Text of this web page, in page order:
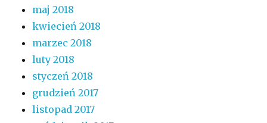
maj 2018
kwiecień 2018
marzec 2018
luty 2018
styczeń 2018
grudzień 2017
listopad 2017